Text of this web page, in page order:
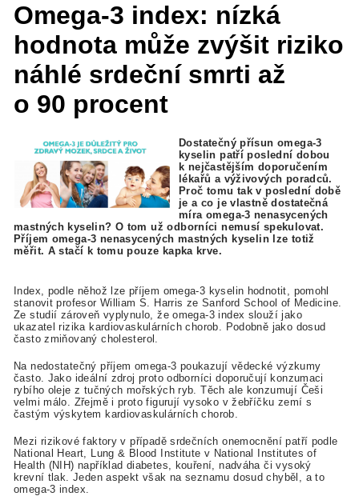
Omega-3 index: nízká
hodnota může zvýšit riziko
náhlé srdeční smrti až
o 90 procent
Dostatečný přísun omega-3
kyselin patří poslední dobou
k nejčastějším doporučením
lékařů a výživových poradců.
Proč tomu tak v poslední době
je a co je vlastně dostatečná
míra omega-3 nenasycených
mastných kyselin? O tom už odborníci nemusí spekulovat.
Příjem omega-3 nenasycených mastných kyselin lze totiž
měřit. A stačí k tomu pouze kapka krve.
Index, podle něhož lze příjem omega-3 kyselin hodnotit, pomohl
stanovit profesor William S. Harris ze Sanford School of Medicine.
Ze studií zároveň vyplynulo, že omega-3 index slouží jako
ukazatel rizika kardiovaskulárních chorob. Podobně jako dosud
často zmiňovaný cholesterol.
Na nedostatečný příjem omega-3 poukazují vědecké výzkumy
často. Jako ideální zdroj proto odborníci doporučují konzumaci
rybího oleje z tučných mořských ryb. Těch ale konzumují Češi
velmi málo. Zřejmě i proto figurují vysoko v žebříčku zemí s
častým výskytem kardiovaskulárních chorob.
Mezi rizikové faktory v případě srdečních onemocnění patří podle
National Heart, Lung & Blood Institute v National Institutes of
Health (NIH) například diabetes, kouření, nadváha či vysoký
krevní tlak. Jeden aspekt však na seznamu dosud chyběl, a to
omega-3 index.